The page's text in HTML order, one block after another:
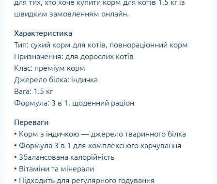
для тих, хто хоче купити корм для котів 1.5 кг із
швидким замовленням онлайн.
Характеристика
Тип: сухий корм для котів, повнораціонний корм
Призначення: для дорослих котів
Клас: преміум корм
Джерело білка: індичка
Вага: 1.5 кг
Формула: 3 в 1, щоденний раціон
Переваги
• Корм з індичкою — джерело тваринного білка
• Формула 3 в 1 для комплексного харчування
• Збалансована калорійність
• Вітаміни та мінерали
• Підходить для регулярного годування